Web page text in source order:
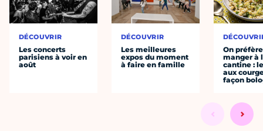
DÉCOUVRIR
Les concerts
parisiens à voir en
août
DÉCOUVRIR
Les meilleures
expos du moment
à faire en famille
On préfère
manger à
cantine :
aux
façon